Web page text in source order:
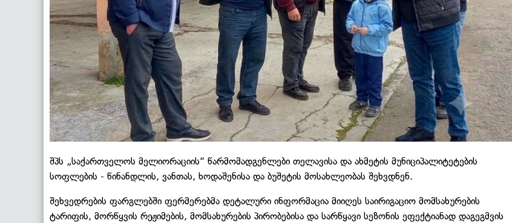
შპს „საქართველოს მელიორაციის“ წარმომადგენლები თელავისა და ახმეტის მუნიციპალიტეტების
სოფლების - წინანდლის, ვანთას, ხოდაშენისა და ბუშეტის მოსახლეობას შეხვდნენ.
შეხვედრების ფარგლებში ფერმერებმა დეტალური ინფორმაცია მიიღეს საირიგაციო მომსახურების
ტარიფის, მორწყვის რეჟიმების, მომსახურების პირობებისა და სარწყავი სეზონის ეფექტიანად დაგეგმვის